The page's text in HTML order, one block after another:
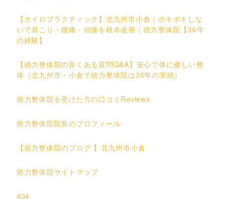
【カイロプラクティック】北九州市小倉｜ボキボキしな
いで肩こり・腰痛・頭痛を根本改善｜徳力整体院【36年
の経験】
【徳力整体院の良くある質問Q&A】安心で体に優しい整
体（北九州市・小倉で徳力整体院は36年の実績）
徳力整体院を受けた方の口コミReviews
徳力整体院院長のプロフィール
【徳力整体院のブログ 】北九州市小倉
徳力整体院サイトマップ
404